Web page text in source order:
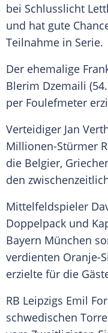
bei Schlusslicht
und hat gute
Teilnahme in Serie.
Der ehemalige
Blerim Dzemaili
per Foulefmeter
Verteidiger Jan
Millionen-Stürmer
die Belgier,
den
Mittelfeldspieler
Doppelpack und
Bayern München
verdienten Oranje-
erzielte für die
RB Leipzigs Emil
schwedischen